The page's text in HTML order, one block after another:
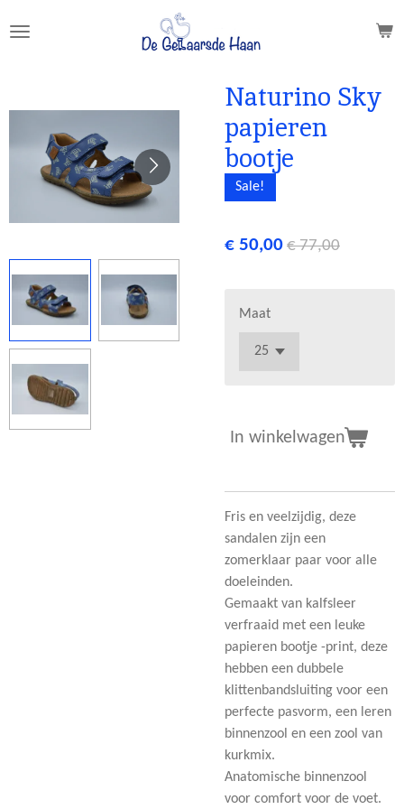
direct
Naturino Sky
papieren
bootje
Sale!
€ 50,00 € 77,00
Maat
In winkelwagen
Fris en veelzijdig, deze
sandalen zijn een
zomerklaar paar voor alle
doeleinden.
Gemaakt van kalfsleer
verfraaid met een leuke
papieren bootje -print, deze
hebben een dubbele
klittenbandsluiting voor een
perfecte pasvorm, een leren
binnenzool en een zool van
kurkmix.
Anatomische binnenzool
voor comfort voor de voet.